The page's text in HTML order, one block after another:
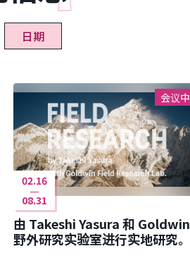
日期
会议中
02.16
08.31
由 Takeshi Yasura 和 Goldwin
野外研究实验室进行实地研究。